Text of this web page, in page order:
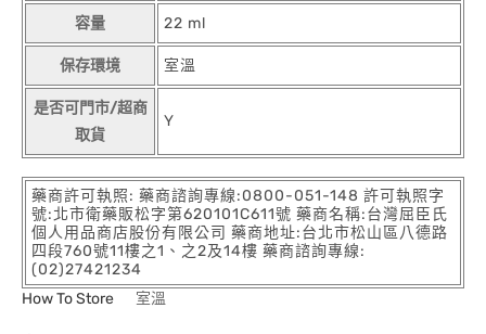
容量 22 ml
保存環境 室溫
是否可門市/超商
取貨
Y
藥商許可執照: 藥商諮詢專線:0800-051-148 許可執照字
號:北市衛藥販松字第620101C611號 藥商名稱:台灣屈臣氏
個人用品商店股份有限公司 藥商地址:台北市松山區八德路
四段760號11樓之1、之2及14樓 藥商諮詢專線:
(02)27421234
How To Store
室溫